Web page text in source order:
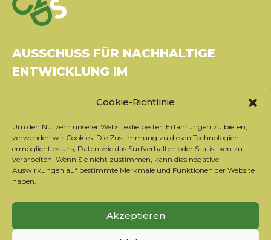
Cookie-Richtlinie
Um den Nutzern unserer Website die besten Erfahrungen zu bieten,
verwenden wir Cookies. Die Zustimmung zu diesen Technologien
ermöglicht es uns, Daten wie das Surfverhalten oder Statistiken zu
verarbeiten. Wenn Sie nicht zustimmen, kann dies negative
Auswirkungen auf bestimmte Merkmale und Funktionen der Website
haben.
Akzeptieren
AUSSCHUSS FÜR NACHHALTIGE
ENTWICKLUNG IM
37270 Montlouis-sur-Loire
Tel.: 06 26 49 36 81 -
contact@c2ds.eu
TwitterLinkedIn
Sich für den Newsletter anmelden
Unsere Partner